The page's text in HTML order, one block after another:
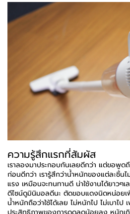
ความรู้สึกแรกที่สัมผัส
เราลองมาประกอบกันเลยดีกว่า แต่ขอพู
ก่อนดีกว่า เรารู้สึกว่าน้ำหนักของแต่ละชิ้น
แรง เหมือนจะทนทานดี น่าใช้งานได้ยาวๆ
ดีไซน์ดูมินิมอลดีนะ ตัดขอบแดงนิดหน่อย
น้ำหนักถือว่าใช้ได้เลย ไม่หนักไป ไม่เบาไป เ